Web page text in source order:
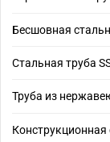
Бесшовная
Стальная труба
Труба из
Конструкционная